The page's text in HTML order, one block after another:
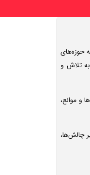
حوزه‌های
تلاش و
و موانع،
چالش‌ها،